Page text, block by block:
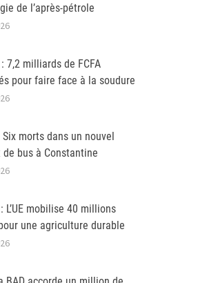
de l’après-pétrole
7,2 milliards de FCFA
pour faire face à la soudure
morts dans un nouvel
de bus à Constantine
L’UE mobilise 40 millions
une agriculture durable